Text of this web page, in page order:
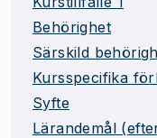
Behörighet
Särskild
Kursspecifika
Syfte
Lärandemål